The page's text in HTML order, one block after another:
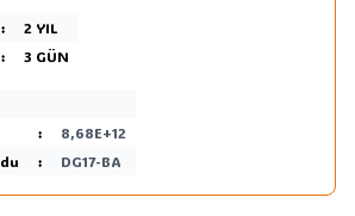
:
2 YIL
: 3 GÜN
:
8,68E+12
: DG17-BA